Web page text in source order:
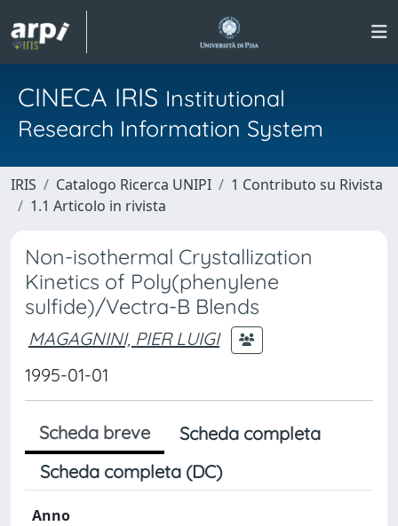
CINECA IRIS Institutional
Research Information System
IRIS Catalogo Ricerca UNIPI
1 Contributo su Rivista
1.1 Articolo in rivista
Non-isothermal Crystallization
Kinetics of Poly(phenylene
sulfide)/Vectra-B Blends
MAGAGNINI, PIER LUIGI
1995-01-01
Scheda breve
Scheda completa
Scheda completa (DC)
Anno